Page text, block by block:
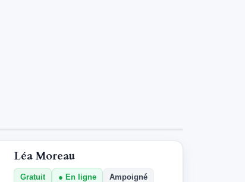
Léa Moreau
Gratuit En ligne Ampoigné